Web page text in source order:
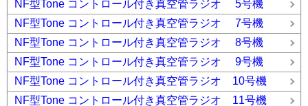
NF型Tone コントロール付き真空管ラジオ 5号機
NF型Tone コントロール付き真空管ラジオ 7号機
NF型Tone コントロール付き真空管ラジオ 8号機
NF型Tone コントロール付き真空管ラジオ 9号機
NF型Tone コントロール付き真空管ラジオ 10号機
NF型Tone コントロール付き真空管ラジオ 11号機